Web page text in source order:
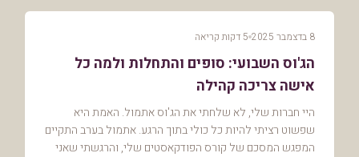
8 בדצמבר 2025 5 דקות קריאה
הג'וס השבועי: סופים והתחלות ולמה כל
אישה צריכה קהילה
היי חברות שלי, לא שלחתי את הג'וס אתמול. האמת היא
שפשוט רציתי להיות כל כולי בתוך הרגע. אתמול בערב התקיים
המפגש המסכם של קורס הפודקאסטים שלי, והרגשתי שאני